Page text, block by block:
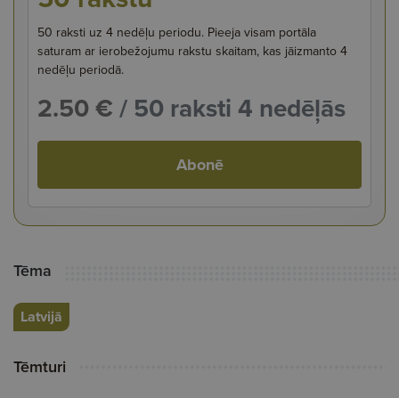
50 raksti uz 4 nedēļu periodu. Pieeja visam portāla
saturam ar ierobežojumu rakstu skaitam, kas jāizmanto 4
nedēļu periodā.
2.50 €/ 50 raksti 4 nedēļās
Abonē
Tēma
Latvijā
Tēmturi